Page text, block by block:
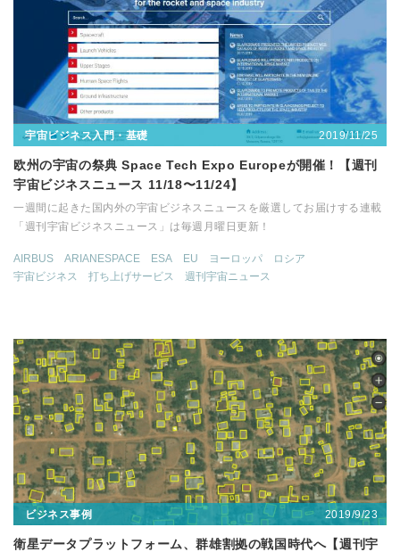
宇宙ビジネス入門・基礎 2019/11/25
欧州の宇宙の祭典 Space Tech Expo Europeが開催！【週刊
宇宙ビジネスニュース 11/18〜11/24】
一週間に起きた国内外の宇宙ビジネスニュースを厳選してお届けする連載
「週刊宇宙ビジネスニュース」は毎週月曜日更新！
AIRBUS ARIANESPACE ESA EU ヨーロッパ
ロシア
宇宙ビジネス
打ち上げサービス 週刊宇宙ニュース
ビジネス事例 2019/9/23
衛星データプラットフォーム、群雄割拠の戦国時代へ【週刊宇